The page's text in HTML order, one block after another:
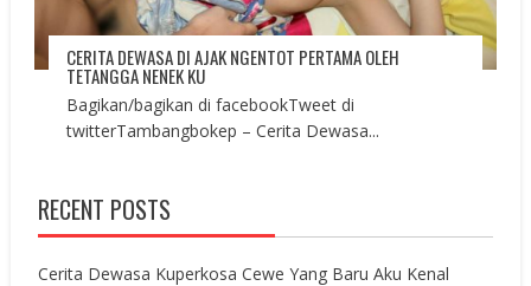
CERITA DEWASA DI AJAK NGENTOT PERTAMA OLEH
TETANGGA NENEK KU
Bagikan/bagikan di facebookTweet di
twitterTambangbokep – Cerita Dewasa...
RECENT POSTS
Cerita Dewasa Kuperkosa Cewe Yang Baru Aku Kenal